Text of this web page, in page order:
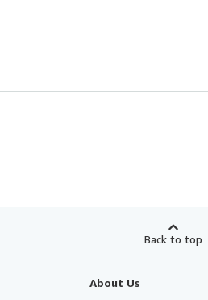
Back to top
About Us